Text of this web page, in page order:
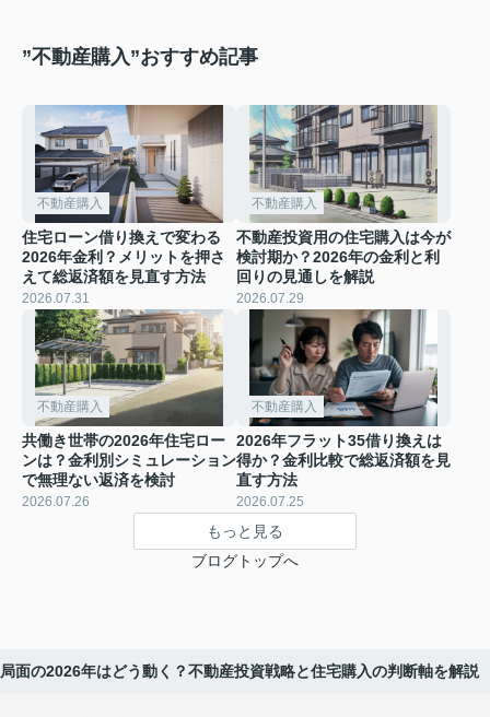
”不動産購入”おすすめ記事
不動産購入
住宅ローン借り換えで変わる
2026年金利？メリットを押さ
えて総返済額を見直す方法
2026.07.31
不動産購入
不動産投資用の住宅購入は今が
検討期か？2026年の金利と利
回りの見通しを解説
2026.07.29
不動産購入
共働き世帯の2026年住宅ロー
ンは？金利別シミュレーション
で無理ない返済を検討
2026.07.26
不動産購入
2026年フラット35借り換えは
得か？金利比較で総返済額を見
直す方法
2026.07.25
もっと見る
ブログトップへ
面の2026年はどう動く？不動産投資戦略と住宅購入の判断軸を解説